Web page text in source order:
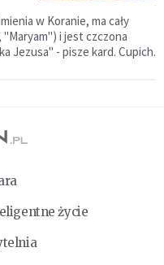
w Koranie, ma cały
"Maryam") i jest czczona
Jezusa" - pisze kard. Cupich.
życie